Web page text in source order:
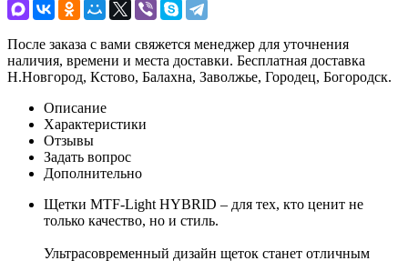
После заказа с вами свяжется менеджер для уточнения
наличия, времени и места доставки. Бесплатная доставка
Н.Новгород, Кстово, Балахна, Заволжье, Городец, Богородск.
Описание
Характеристики
Отзывы
Задать вопрос
Дополнительно
Щетки MTF-Light HYBRID – для тех, кто ценит не
только качество, но и стиль.
Ультрасовременный дизайн щеток станет отличным